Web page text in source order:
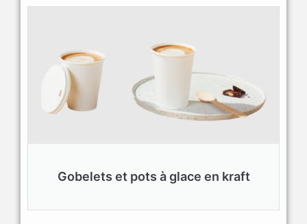
Gobelets et pots à glace en kraft